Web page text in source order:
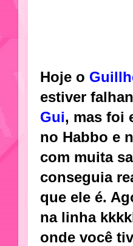
Hoje o
estiver
Gui, mas foi
no Habbo e
com muita
conseguia
que ele é.
na linha
onde você